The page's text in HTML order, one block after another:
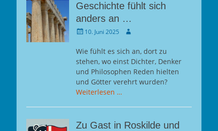
Geschichte fühlt sich
anders an …
Gepostet
10. Juni 2025 Autor
Wie fühlt es sich an, dort zu
stehen, wo einst Dichter, Denker
und Philosophen Reden hielten
und Götter verehrt wurden?
Weiterlesen …
Zu Gast in Roskilde und